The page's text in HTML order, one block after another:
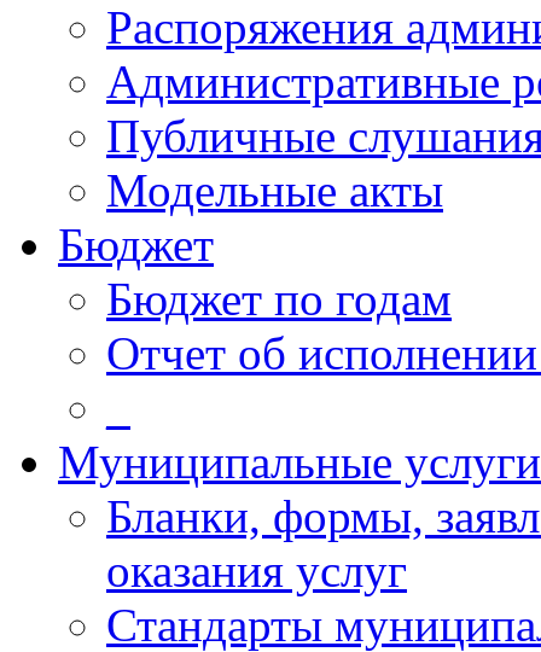
Распоряжения
Административные
Публичные
Модельные акты
Бюджет
Бюджет по годам
Отчет об
Муниципальные услуги
Бланки, формы,
оказания услуг
Стандарты